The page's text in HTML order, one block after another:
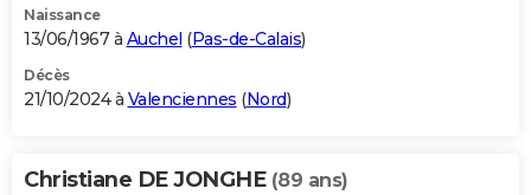
Naissance
13/06/1967 à Auchel (Pas-de-Calais)
Décès
21/10/2024 à Valenciennes (Nord)
Christiane DE JONGHE (89 ans)